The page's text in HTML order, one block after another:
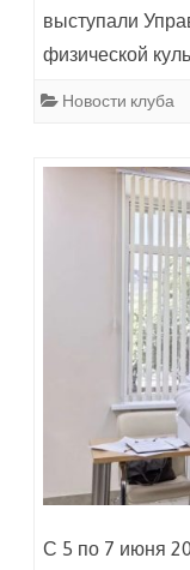
выступали
физической
Новости клуба
С 5 по 7 июня